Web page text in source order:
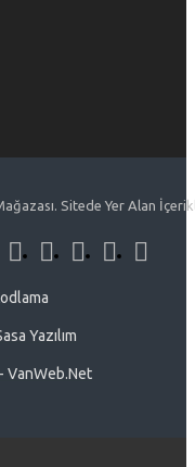
Sitede Yer Alan
Yazılım
VanWeb.Net